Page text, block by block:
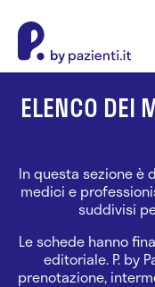
ELENCO DEI
In questa sezione è
medici e
suddivisi
Le schede hanno
editoriale. P. by
prenotazione,